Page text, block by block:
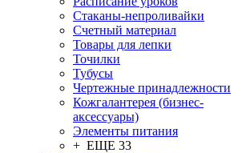
Стаканы-непроливайки
Счетный материал
Товары для лепки
Точилки
Тубусы
Чертежные принадлежности
Кожгалантерея (бизнес-
аксессуары)
Элементы питания
+ ЕЩЕ 33